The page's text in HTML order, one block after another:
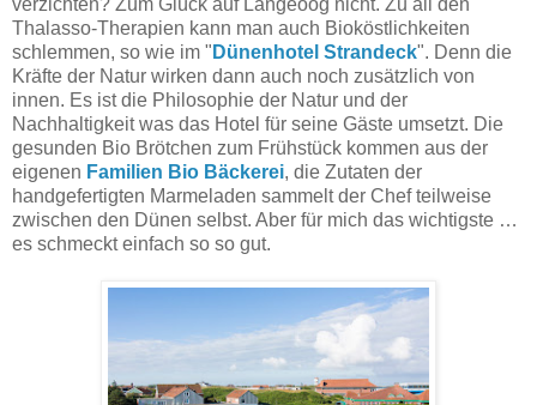
Thalasso-Therapien kann man auch Bioköstlichkeiten
schlemmen, so wie im " Dünenhotel Strandeck". Denn die
Kräfte der Natur wirken dann auch noch zusätzlich von
innen. Es ist die Philosophie der Natur und der
Nachhaltigkeit was das Hotel für seine Gäste umsetzt. Die
gesunden Bio Brötchen zum Frühstück kommen aus der
eigenen Familien Bio Bäckerei, die Zutaten der
handgefertigten Marmeladen sammelt der Chef teilweise
zwischen den Dünen selbst. Aber für mich das wichtigste …
es schmeckt einfach so so gut.